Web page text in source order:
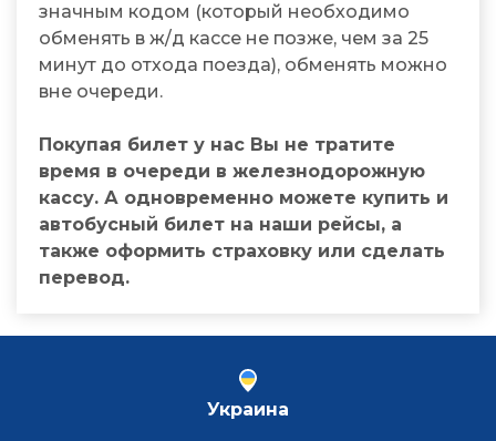
значным кодом (который необходимо
обменять в ж/д кассе не позже, чем за 25
минут до отхода поезда), обменять можно
вне очереди.
Покупая билет у нас Вы не тратите
время в очереди в железнодорожную
кассу. А одновременно можете купить и
автобусный билет на наши рейсы, а
также оформить страховку или сделать
перевод.
Украина